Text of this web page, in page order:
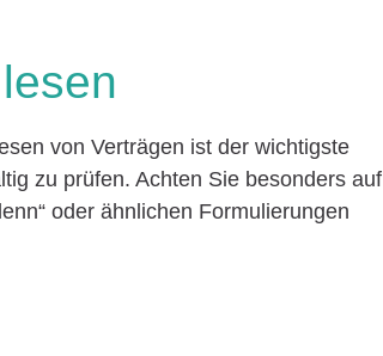
von Verträgen ist der wichtigste
zu prüfen. Achten Sie besonders auf
oder ähnlichen Formulierungen